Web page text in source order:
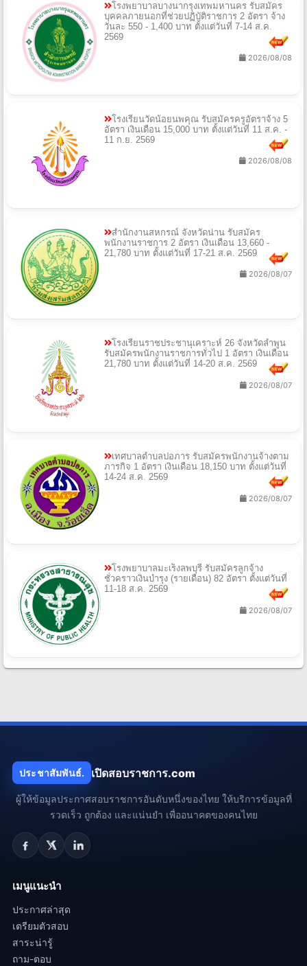
โรงพยาบาลบางนากรุงเทพมหานคร รับสมัคร
บุคคลภายนอกที่ช่วยปฏิบัติราชการ 2 อัตรา จ้าง
วันละ 550 - 1,400 บาท ตั้งแต่วันที่ 7-14 ส.ค.
2569
2026/08/08
โรงเรียนวัดน้อยนพคุณ รับสมัครครูอัตราจ้าง 5
อัตรา เงินเดือน 15,000 บาท ตั้งแต่วันที่ 11 ส.ค. -
11 ก.ย. 2569
2026/08/08
สำนักงานสหกรณ์ จังหวัดน่าน รับสมัคร
พนักงานราชการ 2 อัตรา เงินเดือน 13,660 -
21,780 บาท ตั้งแต่วันที่ 17-21 ส.ค. 2569
2026/08/07
โรงเรียนราชประชานุเคราะห์ 26 จังหวัดลำพูน
รับสมัครพนักงานราชการทั่วไป 1 อัตรา เงินเดือน
21,780 บาท ตั้งแต่วันที่ 14-20 ส.ค. 2569
2026/08/07
เทศบาลตำบลปอภาร รับสมัครพนักงานจ้างตาม
ภารกิจ 1 อัตรา เงินเดือน 18,150 บาท ตั้งแต่วันที่
14-24 ส.ค. 2569
2026/08/07
โรงพยาบาลมะเร็งลพบุรี รับสมัครลูกจ้าง
ชั่วคราวเงินบำรุง (รายเดือน) 82 อัตรา ตั้งแต่วันที่
11-18 ส.ค. 2569
2026/08/07
ประชาสัมพันธ์. เปิดสอบราชการ.com
ผู้ให้ข้อมูลประกาศสอบราชการอันดับหนึ่งของไทย ให้บริการข้อมูลที่
รวดเร็ว ถูกต้อง และแน่นยำ เพื่ออนาคตของคนไทย
เมนูแนะนำ
ประกาศล่าสุด
เตรียมตัวสอบ
สาระน่ารู้
ถาม-ตอบ